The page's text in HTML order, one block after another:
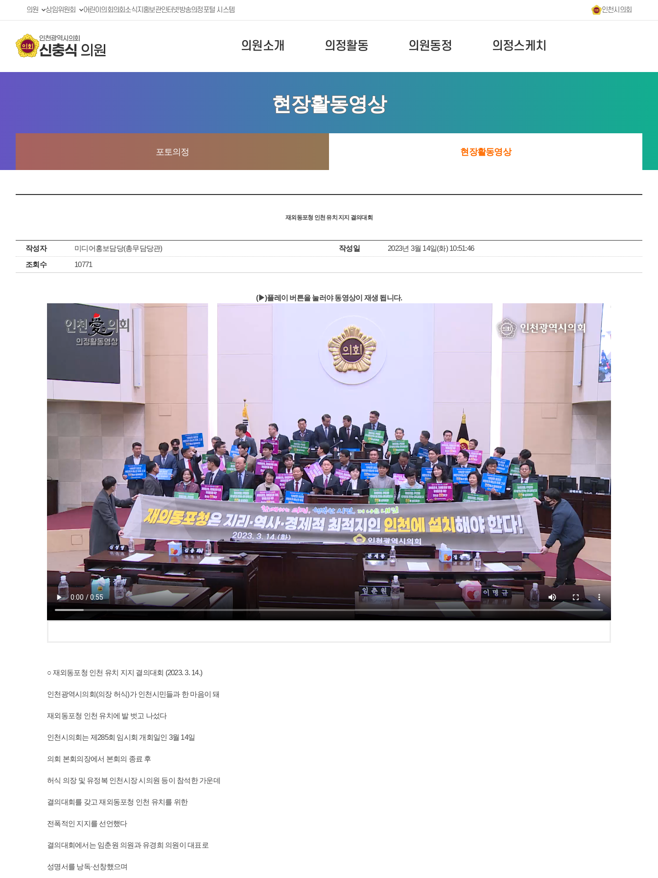
의원 상임위원회 어린이의회의회소식지 홍보관인터넷방송의정포털 시스템 인천시의회
인천광역시의회
신충식 의원 의원소개 의정활동 의원동정 의정스케치
현장활동영상
포토의정 현장활동영상
재외동포청 인천 유치 지지 결의대회
작성자 미디어홍보담당(총무담당관) 작성일
2023년 3월 14일(화) 10:51:46
조회수
10771
(▶)플레이 버튼을 눌러야 동영상이 재생 됩니다.
○ 재외동포청 인천 유치 지지 결의대회 (2023. 3. 14.)
인천광역시의회(의장 허식)가 인천시민들과 한 마음이 돼
재외동포청 인천 유치에 발 벗고 나섰다
인천시의회는 제285회 임시회 개회일인 3월 14일
의회 본회의장에서 본회의 종료 후
허식 의장 및 유정복 인천시장 시의원 등이 참석한 가운데
결의대회를 갖고 재외동포청 인천 유치를 위한
전폭적인 지지를 선언했다
결의대회에서는 임춘원 의원과 유경희 의원이 대표로
성명서를 낭독·선창했으며